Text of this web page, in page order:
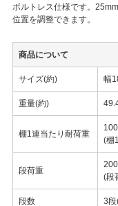
ボルトレス仕様です。
位置を調整できます。
商品について
サイズ(約) 幅
重量(約)
棚1連当たり耐荷重
(棚
段荷重
(段
段数 3